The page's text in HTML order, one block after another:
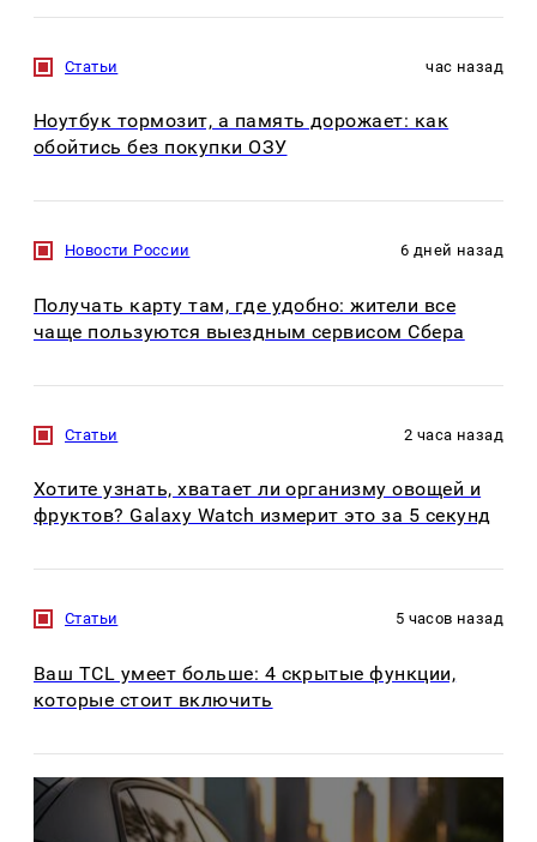
Статьи час назад
Ноутбук тормозит, а память дорожает: как
обойтись без покупки ОЗУ
Новости России 6 дней назад
Получать карту там, где удобно: жители все
чаще пользуются выездным сервисом Сбера
Статьи 2 часа назад
Хотите узнать, хватает ли организму овощей и
фруктов? Galaxy Watch измерит это за 5 секунд
Статьи 5 часов назад
Ваш TCL умеет больше: 4 скрытые функции,
которые стоит включить